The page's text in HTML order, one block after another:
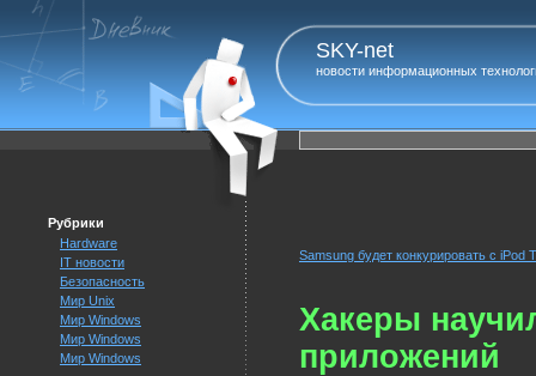
SKY-net
новости информационных
Рубрики
Hardware
IT новости
Безопасность
Мир Unix
Мир Windows
Мир Windows
Мир Windows
Samsung будет конкурировать с
Хакеры
приложений